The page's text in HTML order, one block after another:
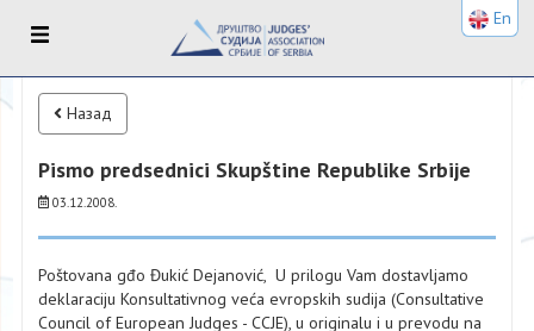
Назад
Pismo predsednici Skupštine Republike Srbije
03.12.2008.
Poštovana gđo Đukić Dejanović, U prilogu Vam dostavljamo
deklaraciju Konsultativnog veća evropskih sudija (Consultative
Council of European Judges - CCJE), u originalu i u prevodu na
En